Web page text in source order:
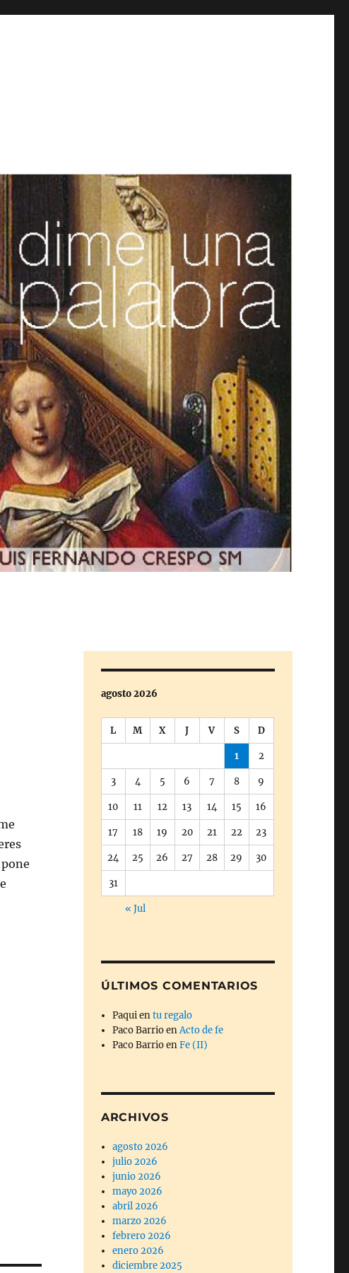
agosto 2026
L M X J V S D
1 2
3 4 5 6 7 8 9
10 11 12 13 14 15 16
17 18 19 20 21 22 23
24 25 26 27 28 29 30
31
« Jul
ÚLTIMOS COMENTARIOS
Paquientu regalo
Paco BarrioenActo de fe
Paco BarrioenFe (II)
ARCHIVOS
agosto 2026
julio 2026
junio 2026
mayo 2026
abril 2026
marzo 2026
febrero 2026
enero 2026
diciembre 2025